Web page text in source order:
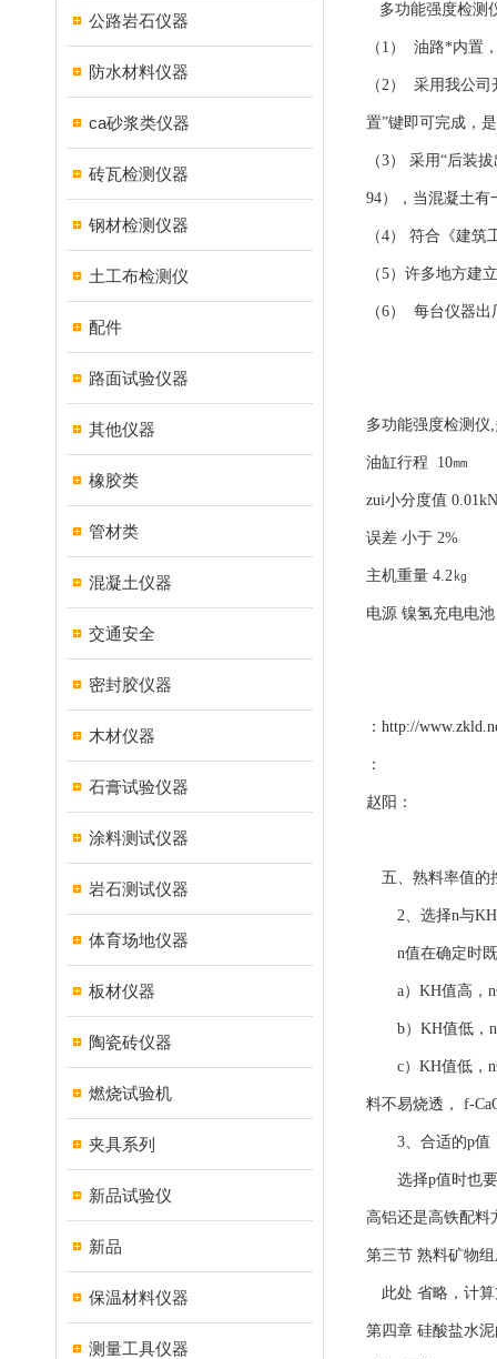
公路岩石仪器
防水材料仪器
ca砂浆类仪器
砖瓦检测仪器
钢材检测仪器
土工布检测仪
配件
路面试验仪器
其他仪器
橡胶类
管材类
混凝土仪器
交通安全
密封胶仪器
木材仪器
石膏试验仪器
涂料测试仪器
岩石测试仪器
体育场地仪器
板材仪器
陶瓷砖仪器
燃烧试验机
夹具系列
新品试验仪
新品
保温材料仪器
测量工具仪器
多功能强度检测
（1） 油路*内置
（2） 采用我公
置”键即可完成，
（3） 采用“后装
94），当混凝土有
（4） 符合《建筑
（5）许多地方建
（6） 每台仪器
多功能强度检测
油缸行程 10㎜
zui小分度值 0.01kN
误差 小于 2%
主机重量 4.2㎏
电源 镍氢充电电池
： http://
：
赵阳：
五、熟料率值的
2、选择n与KH
n值在确定时既
a）KH值高，n
b）KH值低，n
c）KH值低，n
料不易烧透， f-
3、合适的p值
选择p值时也要
高铝还是高铁配料
第三节 熟料矿物
此处 省略，计算
第四章 硅酸盐水